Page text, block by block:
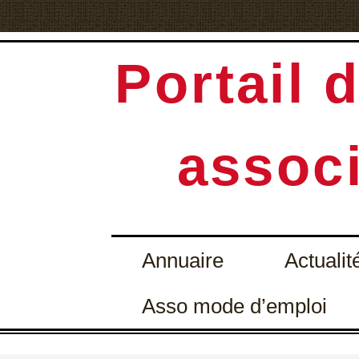
Portail
Annuaire
Asso mode d’emploi